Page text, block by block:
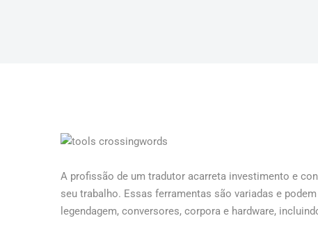
A profissão de um tradutor acarreta investimento e
seu trabalho. Essas ferramentas são variadas e
legendagem, conversores, corpora e hardware,